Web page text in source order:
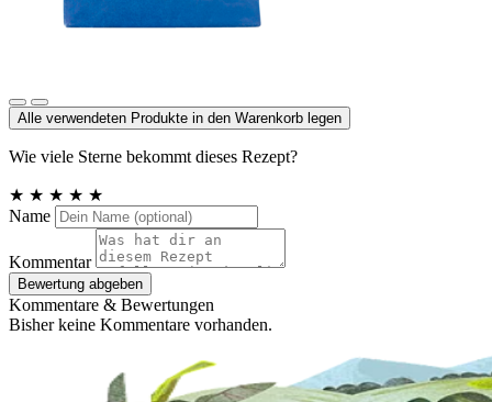
Alle verwendeten Produkte in den Warenkorb legen
Wie viele Sterne bekommt dieses Rezept?
★ ★ ★ ★ ★
Name
Kommentar
Bewertung abgeben
Kommentare & Bewertungen
Bisher keine Kommentare vorhanden.